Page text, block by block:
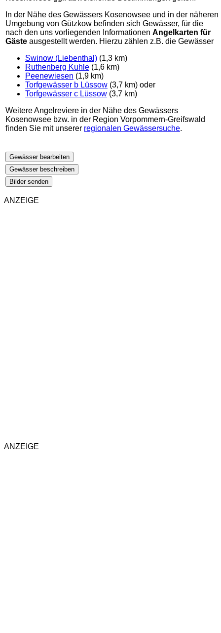
In der Nähe des Gewässers Kosenowsee und in der näheren
Umgebung von Gützkow befinden sich Gewässer, für die
nach den uns vorliegenden Informationen Angelkarten für
Gäste ausgestellt werden. Hierzu zählen z.B. die Gewässer
Swinow (Liebenthal) (1,3 km)
Ruthenberg Kuhle (1,6 km)
Peenewiesen (1,9 km)
Torfgewässer b Lüssow (3,7 km) oder
Torfgewässer c Lüssow (3,7 km)
Weitere Angelreviere in der Nähe des Gewässers
Kosenowsee bzw. in der Region Vorpommern-Greifswald
finden Sie mit unserer regionalen Gewässersuche.
Gewässer bearbeiten
Gewässer beschreiben
Bilder senden
ANZEIGE
ANZEIGE